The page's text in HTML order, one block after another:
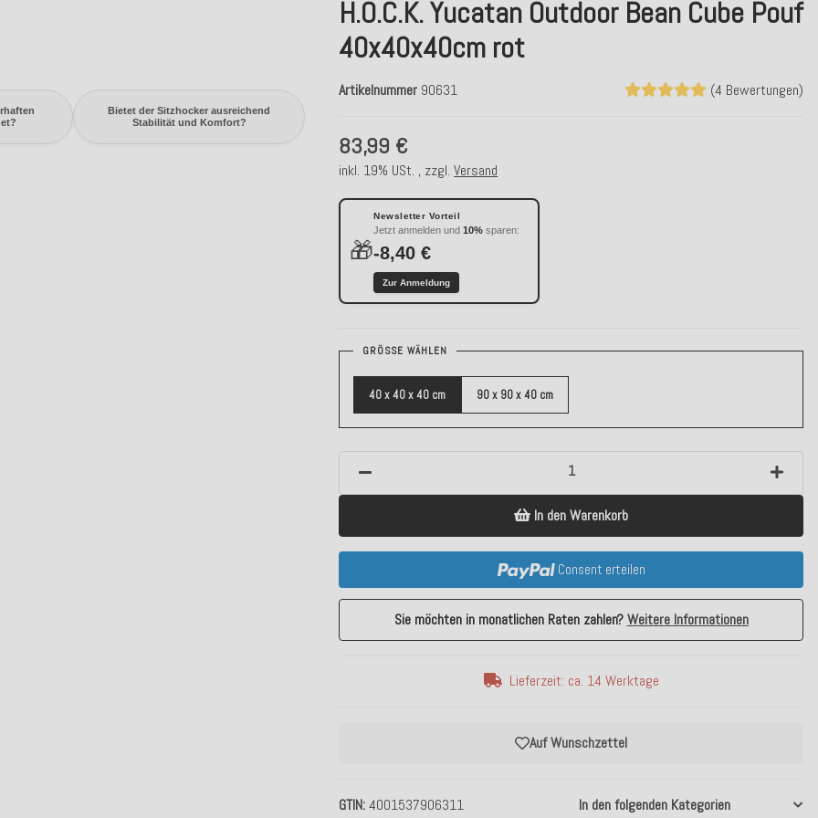
Bietet der Sitzhocker ausreichend
Stabilität und Komfort?
H.O.C.K. Yucatan Outdoor Bean Cube Pouf
40x40x40cm rot
(4 Bewertungen)
Artikelnummer 90631
GTIN 4001537906311 In den folgenden Kategorien
83,99 €
inkl. 19% USt. , zzgl.Versand
🎁
Newsletter Vorteil
Jetzt anmelden und10% sparen:
-8,40 €
Zur Anmeldung
Auf Wunschzettel
GRÖSSE WÄHLEN
40 x 40 x 40 cm 90 x 90 x 40 cm
In den Warenkorb
Consent erteilen
Sie möchten in monatlichen Raten zahlen?Weitere Informationen
Lieferzeit: ca. 14 Werktage